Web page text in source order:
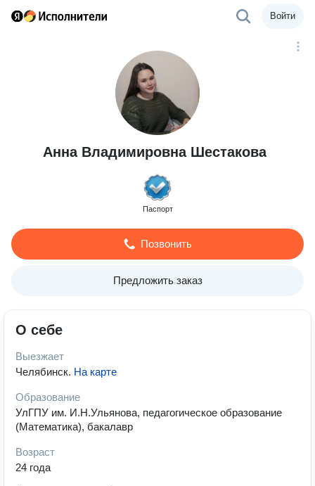
Войти
Анна Владимировна Шестакова
Паспорт
Позвонить
Предложить заказ
О себе
Выезжает
Челябинск. На карте
Образование
УлГПУ им. И.Н.Ульянова, педагогическое образование
(Математика), бакалавр
Возраст
24 года